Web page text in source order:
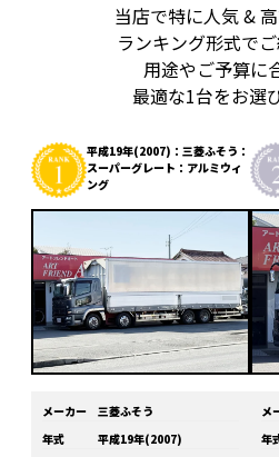
当店で特に人気 &
ランキング形式でご
用途やご予算に
最適な1台をお選
平成19年(2007)：三菱ふそう：
スーパーグレート：アルミウィ
ング
メーカー
三菱ふそう
年式
平成19年(2007)
メ
年